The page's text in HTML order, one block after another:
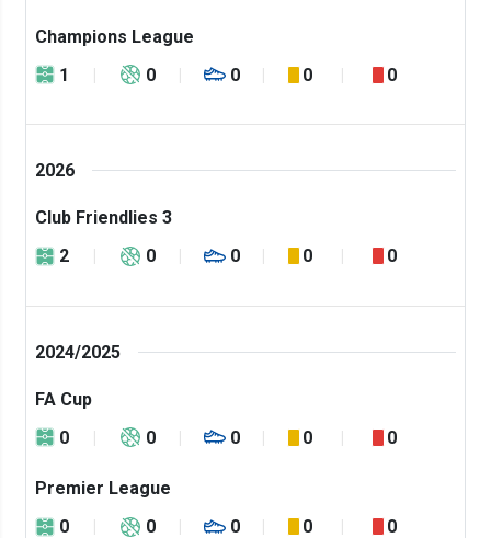
Champions League
1
0 0 0 0
2026
Club Friendlies 3
2
0 0 0 0
2024/2025
FA Cup
0
0 0 0 0
Premier League
0
0 0 0 0